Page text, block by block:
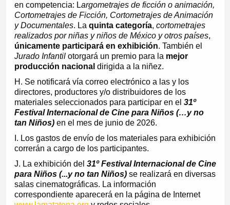
en competencia: Largometrajes de ficción o animación,
Cortometrajes de Ficción, Cortometrajes de Animación
y Documentales. La quinta categoría, cortometrajes
realizados por niñas y niños de México y otros países,
únicamente participará en exhibición. También el
Jurado Infantilotorgará un premio para la mejor
producción nacional dirigida a la niñez.
H. Se notificará vía correo electrónico a las y los
directores, productores y/o distribuidores de los
materiales seleccionados para participar en el 31º
Festival Internacional de Cine para Niños (…y no
tan Niños)en el mes de junio de 2026.
I. Los gastos de envío de los materiales para exhibición
correrán a cargo de los participantes.
J. La exhibición del 31º Festival Internacional de Cine
para Niños (...y no tan Niños) se realizará en diversas
salas cinematográficas. La información
correspondiente aparecerá en la página de Internet